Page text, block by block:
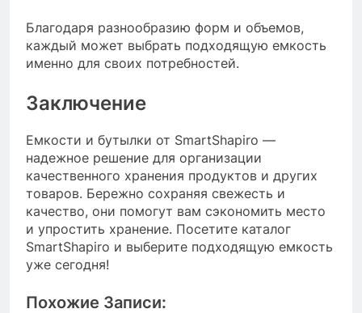
Благодаря разнообразию форм и объемов,
каждый может выбрать подходящую емкость
именно для своих потребностей.
Заключение
Емкости и бутылки от SmartShapiro —
надежное решение для организации
качественного хранения продуктов и других
товаров. Бережно сохраняя свежесть и
качество, они помогут вам сэкономить место
и упростить хранение. Посетите каталог
SmartShapiro и выберите подходящую емкость
уже сегодня!
Похожие Записи: